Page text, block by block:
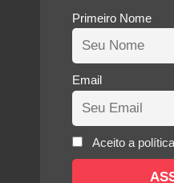
Primeiro Nome
Email
Aceito a